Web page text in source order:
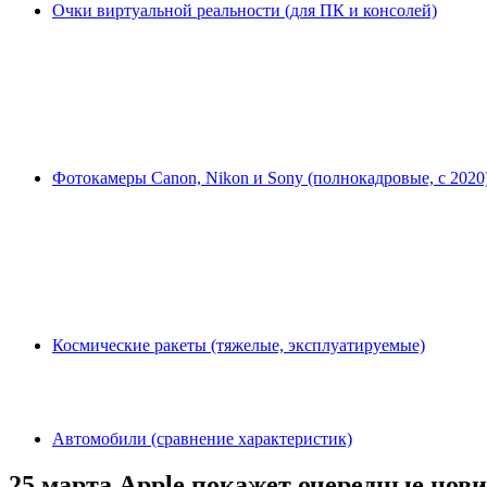
Очки виртуальной реальности (для ПК и консолей)
Фотокамеры Canon, Nikon и Sony (полнокадровые, с
Космические ракеты (тяжелые, эксплуатируемые)
Автомобили (сравнение характеристик)